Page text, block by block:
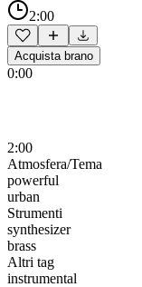
2:00
Acquista brano
0:00
2:00
Atmosfera/Tema
powerful
urban
Strumenti
synthesizer
brass
Altri tag
instrumental